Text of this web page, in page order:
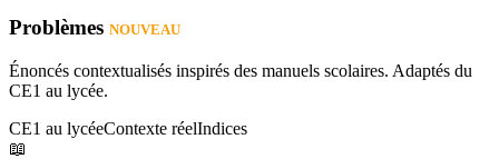
Problèmes NOUVEAU
Énoncés contextualisés inspirés des manuels scolaires. Adaptés du
CE1 au lycée.
CE1 au lycéeContexte réelIndices
📖